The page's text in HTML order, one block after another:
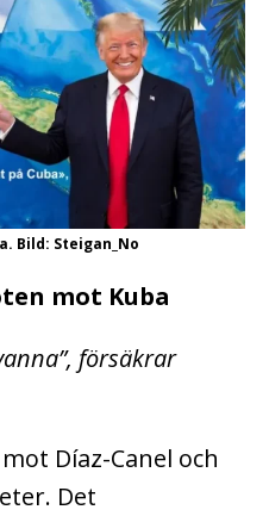
Bild: Steigan_No
mot Kuba
försäkrar
Díaz-Canel och
Det